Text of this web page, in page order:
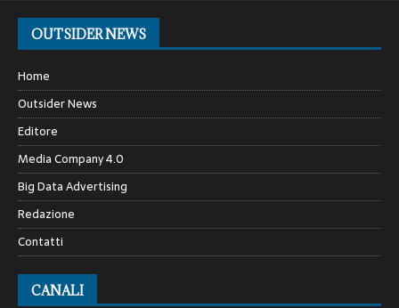
OUTSIDER NEWS
Home
Outsider News
Editore
Media Company 4.0
Big Data Advertising
Redazione
Contatti
CANALI